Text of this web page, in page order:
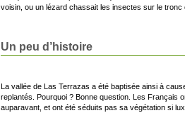
voisin, ou un lézard chassait les insectes sur le tronc
Un peu d’histoire
La vallée de Las Terrazas a été baptisée ainsi à
replantés. Pourquoi ? Bonne question. Les Français
auparavant, et ont été séduits pas sa végétation si